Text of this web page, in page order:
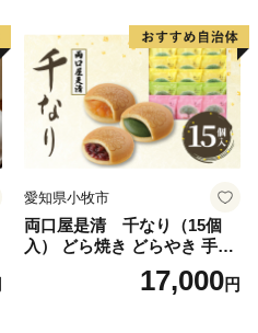
愛知県小牧市
両口屋是清 千なり（15個
入） どら焼き どらやき 手土
産 お土産 土産 丹波大納言小
豆 抹茶 林檎 りんご 慶事 お
17,000円